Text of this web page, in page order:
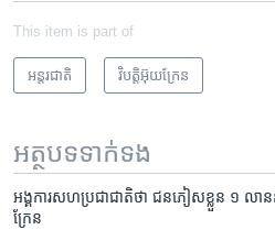
This item is part of
អន្តរជាតិ វិបត្តិអ៊ុយក្រែន
អត្ថបទ​ទាក់ទង
អង្គការ​សហប្រជាជាតិ​ថា ជនភៀសខ្លួន​ ១ ល
ក្រែន